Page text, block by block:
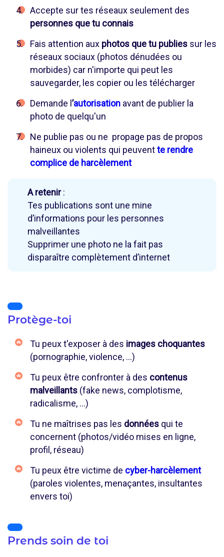
Accepte sur tes réseaux seulement des
personnes que tu connais
Fais attention aux photos que tu publies sur les
réseaux sociaux (photos dénudées ou
morbides) car n'importe qui peut les
sauvegarder, les copier ou les télécharger
Demande l ’autorisation avant de publier la
photo de quelqu'un
Ne publie pas ou ne propage pas de propos
haineux ou violents qui peuventte rendre
complice de harcèlement
A retenir:
Tes publications sont une mine
d’informations pour les personnes
malveillantes
Supprimer une photo ne la fait pas
disparaître complètement d’internet
Protège-toi
Tu peux t'exposer à des images choquantes
(pornographie, violence, …)
Tu peux être confronter à des contenus
malveillants (fake news, complotisme,
radicalisme, …)
Tu ne maîtrises pas les données qui te
concernent (photos/vidéo mises en ligne,
profil, réseau)
Tu peux être victime de cyber-harcèlement
(paroles violentes, menaçantes, insultantes
envers toi)
Prends soin de toi